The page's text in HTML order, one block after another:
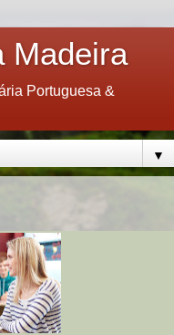
Madeira
Portuguesa &
▼